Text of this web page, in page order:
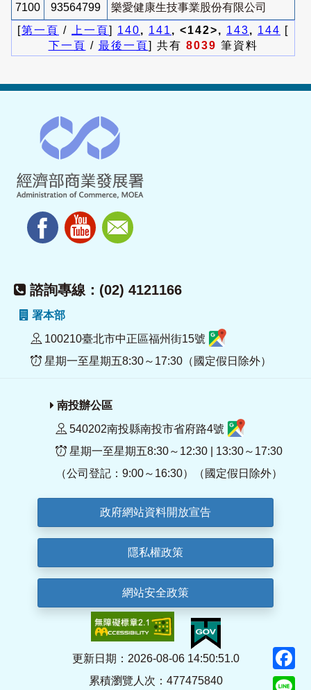
7100 93564799
樂愛健康生技事業股份有限公司
[第一頁 / 上一頁] 140, 141 , <142>, 143, 144 [
下一頁 / 最後一頁] 共有 8039 筆資料
諮詢專線：(02) 4121166
署本部
100210臺北市中正區福州街15號
星期一至星期五8:30～17:30（國定假日除外）
南投辦公區
540202南投縣南投市省府路4號
星期一至星期五8:30～12:30 | 13:30～17:30
（公司登記：9:00～16:30）（國定假日除外）
政府網站資料開放宣告
隱私權政策
網站安全政策
更新日期：2026-08-06 14:50:51.0
累積瀏覽人次：477475840